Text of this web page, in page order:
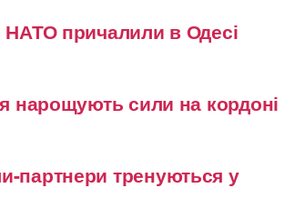
НАТО причалили в Одесі
нарощують сили на кордоні
партнери тренуються у